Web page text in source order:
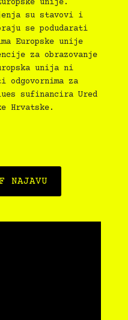
unije.
su stavovi i
se podudarati
Europske unije
za obrazovanje
unija ni
odgovornima za
sufinancira Ured
Hrvatske.
NAJAVU